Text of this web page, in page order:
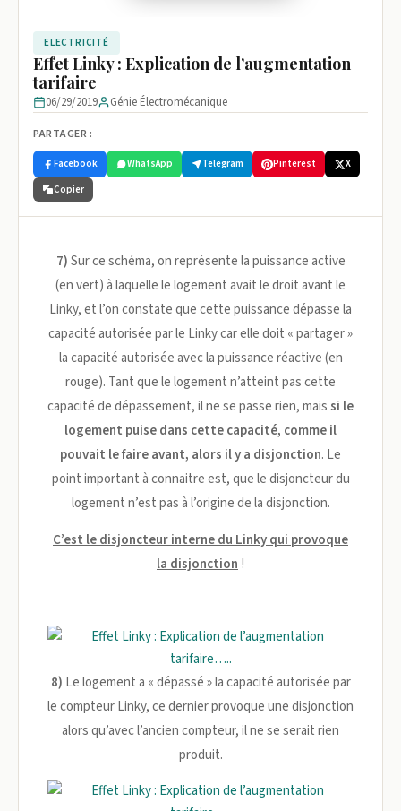
ELECTRICITÉ
Effet Linky : Explication de l’augmentation
tarifaire
06/29/2019 Génie Électromécanique
PARTAGER :
Facebook WhatsApp Telegram Pinterest
X
Copier
7)Sur ce schéma, on représente la puissance active
(en vert) à laquelle le logement avait le droit avant le
Linky, et l’on constate que cette puissance dépasse la
capacité autorisée par le Linky car elle doit « partager »
la capacité autorisée avec la puissance réactive (en
rouge). Tant que le logement n’atteint pas cette
capacité de dépassement, il ne se passe rien, maissi le
logement puise dans cette capacité, comme il
pouvait le faire avant, alors il y a disjonction. Le
point important à connaitre est, que le disjoncteur du
logement n’est pas à l’origine de la disjonction.
C’est le disjoncteur interne du Linky qui provoque
la disjonction !
8) Le logement a « dépassé » la capacité autorisée par
le compteur Linky, ce dernier provoque une disjonction
alors qu’avec l’ancien compteur, il ne se serait rien
produit.